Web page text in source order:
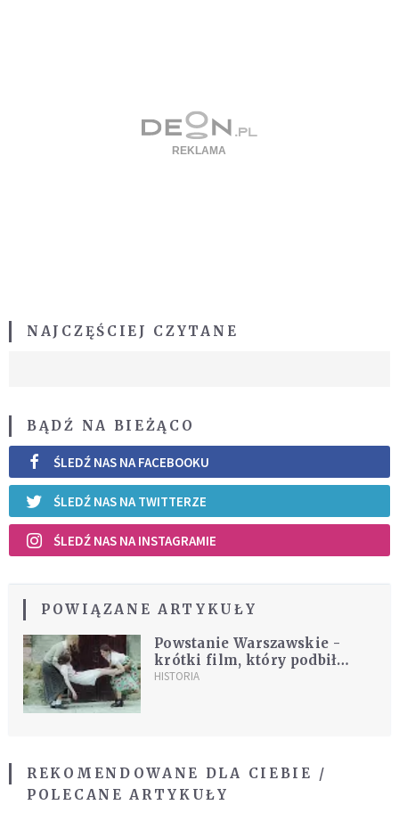
NAJCZĘŚCIEJ CZYTANE
BĄDŹ NA BIEŻĄCO
ŚLEDŹ NAS NA FACEBOOKU
ŚLEDŹ NAS NA TWITTERZE
ŚLEDŹ NAS NA INSTAGRAMIE
POWIĄZANE ARTYKUŁY
Powstanie Warszawskie -
krótki film, który podbił
serca tysięcy Internautów
HISTORIA
REKOMENDOWANE DLA CIEBIE /
POLECANE ARTYKUŁY